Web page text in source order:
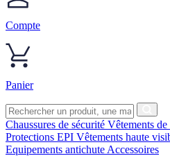
Compte
Panier
Chaussures de sécurité Vêtements
Protections EPI Vêtements haute
Equipements antichute Accessoires